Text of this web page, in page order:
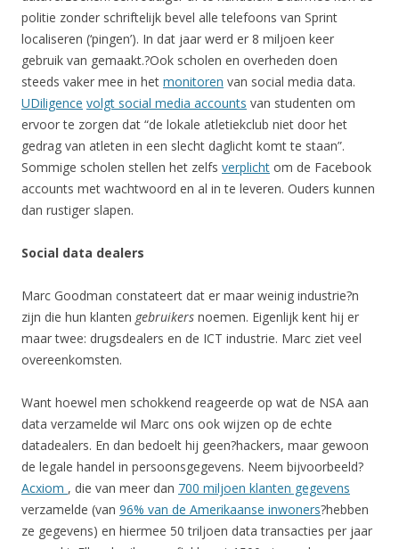
politie zonder schriftelijk bevel alle telefoons van Sprint
localiseren (‘pingen’). In dat jaar werd er 8 miljoen keer
gebruik van gemaakt.?Ook scholen en overheden doen
steeds vaker mee in het monitoren van social media data.
UDiligence volgt social media accounts van studenten om
ervoor te zorgen dat “de lokale atletiekclub niet door het
gedrag van atleten in een slecht daglicht komt te staan”.
Sommige scholen stellen het zelfs verplicht om de Facebook
accounts met wachtwoord en al in te leveren. Ouders kunnen
dan rustiger slapen.
Social data dealers
Marc Goodman constateert dat er maar weinig industrie?n
zijn die hun klanten gebruikers noemen. Eigenlijk kent hij er
maar twee: drugsdealers en de ICT industrie. Marc ziet veel
overeenkomsten.
Want hoewel men schokkend reageerde op wat de NSA aan
data verzamelde wil Marc ons ook wijzen op de echte
datadealers. En dan bedoelt hij geen?hackers, maar gewoon
de legale handel in persoonsgegevens. Neem bijvoorbeeld?
Acxiom , die van meer dan 700 miljoen klanten gegevens
verzamelde (van 96% van de Amerikaanse inwoners?hebben
ze gegevens) en hiermee 50 triljoen data transacties per jaar